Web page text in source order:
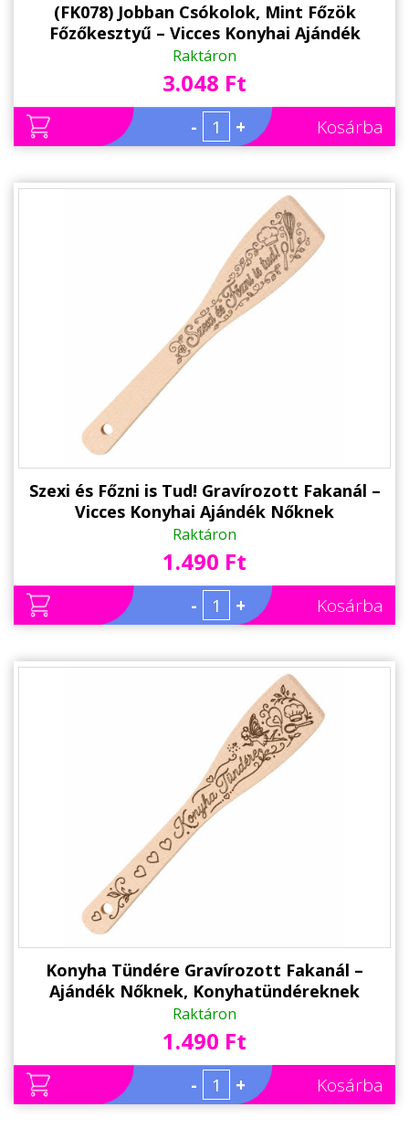
(FK078) Jobban Csókolok, Mint Főzök
Főzőkesztyű – Vicces Konyhai Ajándék
Raktáron
3.048 Ft
- + Kosárba
Szexi és Főzni is Tud! Gravírozott Fakanál –
Vicces Konyhai Ajándék Nőknek
Raktáron
1.490 Ft
- + Kosárba
Konyha Tündére Gravírozott Fakanál –
Ajándék Nőknek, Konyhatündéreknek
Raktáron
1.490 Ft
- + Kosárba